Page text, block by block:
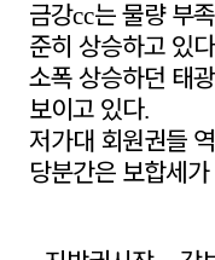
금강cc는 물량 부
준히 상승하고 있다
소폭 상승하던 태광
보이고 있다.
저가대 회원권들
당분간은 보합세